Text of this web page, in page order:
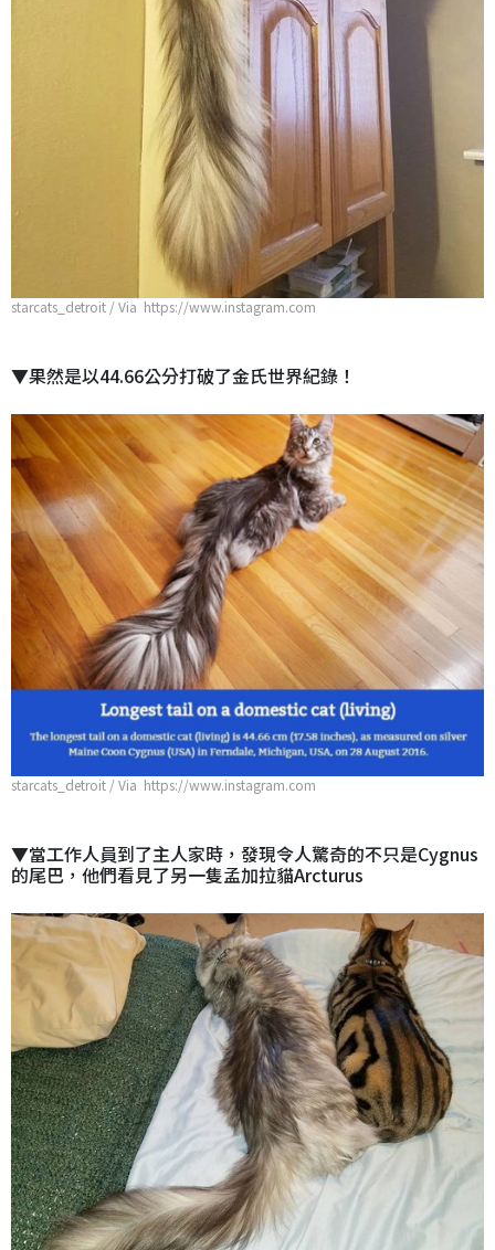
starcats_detroit / Via https://www.instagram.com
▼果然是以44.66公分打破了金氏世界紀錄！
starcats_detroit / Via https://www.instagram.com
▼當工作人員到了主人家時，發現令人驚奇的不只是Cygnus
的尾巴，他們看見了另一隻孟加拉貓Arcturus